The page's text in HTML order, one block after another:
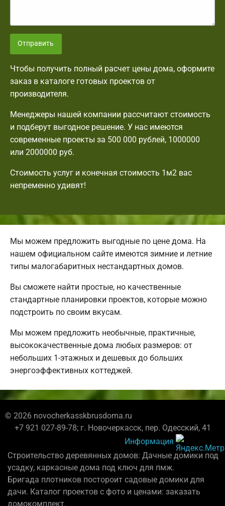
Отправить
Чтобы получить полный расчет цены дома, оформите
заказ в каталоге готовых проектов от
производителя.
Менеджеры нашей компании рассчитают стоимость
и подберут выгодное решение. У нас имеются
современные проекты за 500 000 рублей, 1000000
или 2000000 руб.
Стоимость услуг и конечная стоимость 1м2 вас
непременно удивят!
Мы можем предложить выгодные по цене дома. На
нашем официальном сайте имеются зимние и летние
типы малогабаритных нестандартных домов.
Вы сможете найти простые, но качественные
стандартные планировки проектов, которые можно
подстроить по своим вкусам.
Мы можем предложить необычные, практичные,
высококачественные дома любых размеров: от
небольших 1-этажных и дешевых до больших
энергоэффективных коттеджей.
© 2026 novocherkasskbrusdoma.ru
+7 921 027-89-78; г. Новочеркасск, пер. Одесский, 41
Информация
Строительство деревянных домов: Дачные домики под
усадку, каркасные дома под ключ для пмж.
Бригада плотников постороит садовые домики для
дачи. Каталог проектов с фото и ценами: заказать
домокомплект.